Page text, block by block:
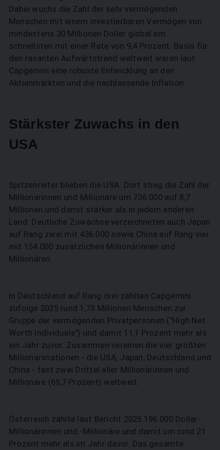
Dabei wuchs die Zahl der sehr vermögenden
Menschen mit einem investierbaren Vermögen von
mindestens 30 Millionen Dollar global am
schnellsten mit einer Rate von 9,4 Prozent. Basis für
den rasanten Aufwärtstrend weltweit waren laut
Capgemini eine robuste Entwicklung an den
Aktienmärkten und die nachlassende Inflation.
Stärkster Zuwachs in den
USA
Spitzenreiter blieben die USA: Dort stieg die Zahl der
Millionärinnen und Millionäre um 736.000 auf 8,7
Millionen und damit stärker als in jedem anderen
Land. Deutliche Zuwächse verzeichneten auch Japan
auf Rang zwei mit 436.000 sowie China auf Rang vier
mit 154.000 zusätzlichen Millionärinnen und
Millionären.
In Deutschland auf Rang drei zählten Capgemini
zufolge 2025 rund 1,78 Millionen Menschen zur
Gruppe der vermögenden Privatpersonen ("High Net
Worth Individuals") und damit 11,1 Prozent mehr als
ein Jahr zuvor. Zusammen vereinen die vier größten
Millionärsnationen - die USA, Japan, Deutschland und
China - fast zwei Drittel aller Millionärinnen und
Millionäre (65,7 Prozent) weltweit.
Österreich zählte laut Bericht 2025 196.000 Dollar-
Millionärinnen und -Millionäre und damit um rund 21
Prozent mehr als im Jahr davor. Das gesamte
SUCHEN